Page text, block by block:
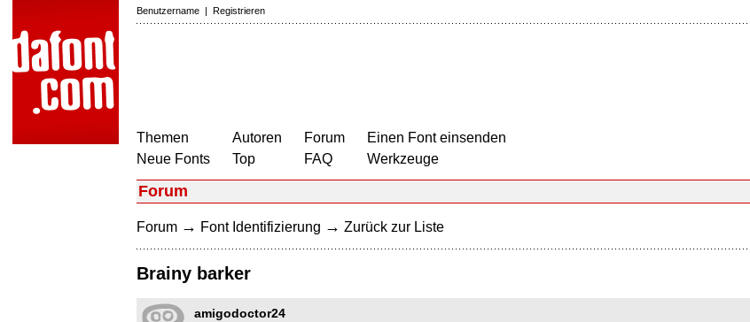
Benutzername | Registrieren
Themen
Neue Fonts
Autoren
Top
Forum
FAQ
Einen Font einsenden
Werkzeuge
Forum
Forum → Font Identifizierung → Zurück zur Liste
Brainy barker
amigodoctor24